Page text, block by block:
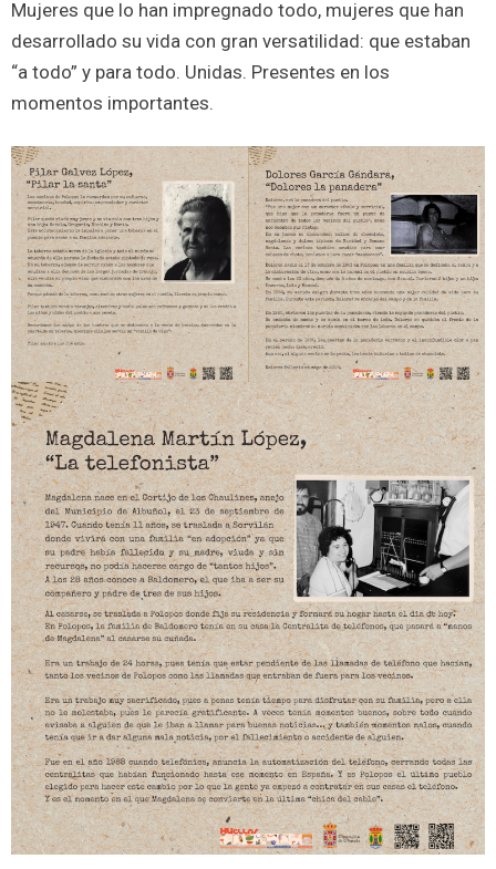
Mujeres que lo han impregnado todo, mujeres que han
desarrollado su vida con gran versatilidad: que estaban
“a todo” y para todo. Unidas. Presentes en los
momentos importantes.